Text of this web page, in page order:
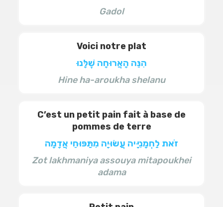
Gadol
Voici notre plat
הִנֵּה הָאֲרוּחָה שֶׁלָּנוּ
Hine ha-aroukha shelanu
C’est un petit pain fait à base de
pommes de terre
זֹאת לַחְמָנִיָּיה עֲשׂוּיָה מִתַּפּוּחֵי אֲדָמָה
Zot lakhmaniya assouya mitapoukhei
adama